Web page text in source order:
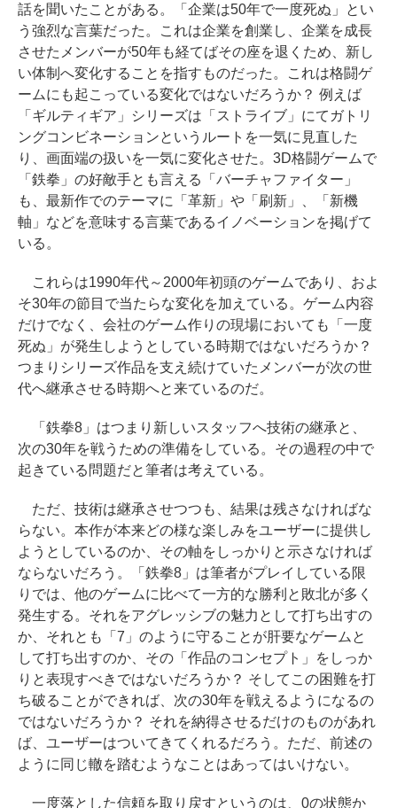
話を聞いたことがある。「企業は50年で一度死ぬ」とい
う強烈な言葉だった。これは企業を創業し、企業を成長
させたメンバーが50年も経てばその座を退くため、新し
い体制へ変化することを指すものだった。これは格闘ゲ
ームにも起こっている変化ではないだろうか？ 例えば
「ギルティギア」シリーズは「ストライブ」にてガトリ
ングコンビネーションというルートを一気に見直した
り、画面端の扱いを一気に変化させた。3D格闘ゲームで
「鉄拳」の好敵手とも言える「バーチャファイター」
も、最新作でのテーマに「革新」や「刷新」、「新機
軸」などを意味する言葉であるイノベーションを掲げて
いる。
これらは1990年代～2000年初頭のゲームであり、およ
そ30年の節目で当たらな変化を加えている。ゲーム内容
だけでなく、会社のゲーム作りの現場においても「一度
死ぬ」が発生しようとしている時期ではないだろうか？
つまりシリーズ作品を支え続けていたメンバーが次の世
代へ継承させる時期へと来ているのだ。
「鉄拳8」はつまり新しいスタッフへ技術の継承と、
次の30年を戦うための準備をしている。その過程の中で
起きている問題だと筆者は考えている。
ただ、技術は継承させつつも、結果は残さなければな
らない。本作が本来どの様な楽しみをユーザーに提供し
ようとしているのか、その軸をしっかりと示さなければ
ならないだろう。「鉄拳8」は筆者がプレイしている限
りでは、他のゲームに比べて一方的な勝利と敗北が多く
発生する。それをアグレッシブの魅力として打ち出すの
か、それとも「7」のように守ることが肝要なゲームと
して打ち出すのか、その「作品のコンセプト」をしっか
りと表現すべきではないだろうか？ そしてこの困難を打
ち破ることができれば、次の30年を戦えるようになるの
ではないだろうか？ それを納得させるだけのものがあれ
ば、ユーザーはついてきてくれるだろう。ただ、前述の
ように同じ轍を踏むようなことはあってはいけない。
一度落とした信頼を取り戻すというのは、0の状態か